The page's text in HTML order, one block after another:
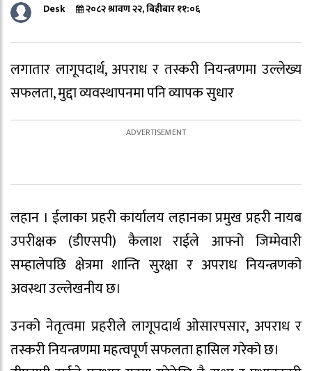
Desk २०८२ श्रावण २२, बिहीबार ११:०६
लगातार लागूपदार्थ, अपराध र तस्करी नियन्त्रणमा उल्लेख्य
सफलता, मुद्दा व्यवस्थापनमा पनि व्यापक सुधार
लहान । ईलाका प्रहरी कार्यालय लहानका प्रमुख प्रहरी नायब
उपरीक्षक (डीएसपी) कैलाश राईले आफ्नो जिम्मेवारी
सम्हालेपछि क्षेत्रमा शान्ति सुरक्षा र अपराध नियन्त्रणको
अवस्था उल्लेखनीय छ।
उनको नेतृत्वमा प्रहरीले लागूपदार्थ ओसारपसार, अपराध र
तस्करी नियन्त्रणमा महत्वपूर्ण सफलता हासिल गरेको छ।